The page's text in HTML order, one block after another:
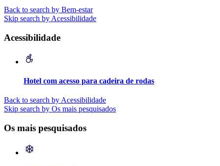
Back to search by Bem-estar
Skip search by Acessibilidade
Acessibilidade
Hotel com acesso para cadeira de rodas
Back to search by Acessibilidade
Skip search by Os mais pesquisados
Os mais pesquisados